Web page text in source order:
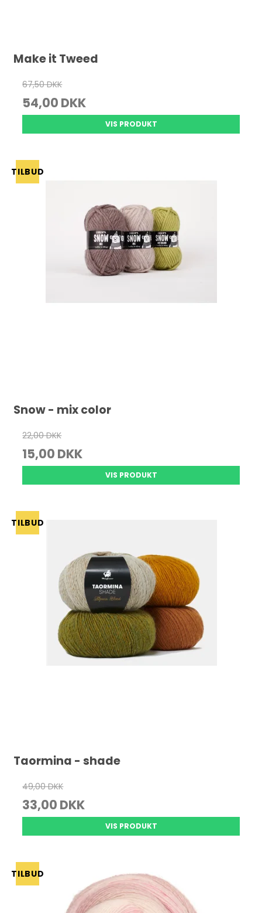
Make it Tweed
67,50 DKK
54,00 DKK
VIS PRODUKT
TILBUD
Snow - mix color
22,00 DKK
15,00 DKK
VIS PRODUKT
TILBUD
Taormina - shade
49,00 DKK
33,00 DKK
VIS PRODUKT
TILBUD